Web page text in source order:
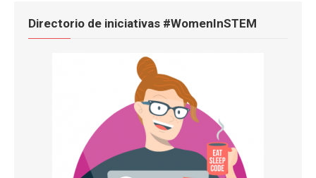
Directorio de iniciativas #WomenInSTEM